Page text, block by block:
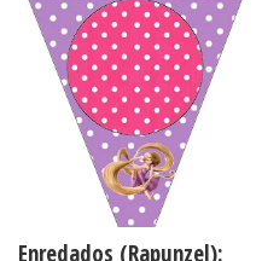
Enredados (Rapunzel):